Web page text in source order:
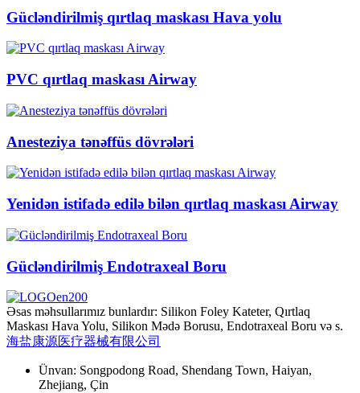
Gücləndirilmiş qırtlaq maskası Hava yolu
PVC qırtlaq maskası Airway
Anesteziya tənəffüs dövrələri
Yenidən istifadə edilə bilən qırtlaq maskası Airway
Gücləndirilmiş Endotraxeal Boru
Əsas məhsullarımız bunlardır: Silikon Foley Kateter, Qırtlaq
Maskası Hava Yolu, Silikon Mədə Borusu, Endotraxeal Boru və s.
海盐康源医疗器械有限公司
Ünvan: Songpodong Road, Shendang Town, Haiyan,
Zhejiang, Çin